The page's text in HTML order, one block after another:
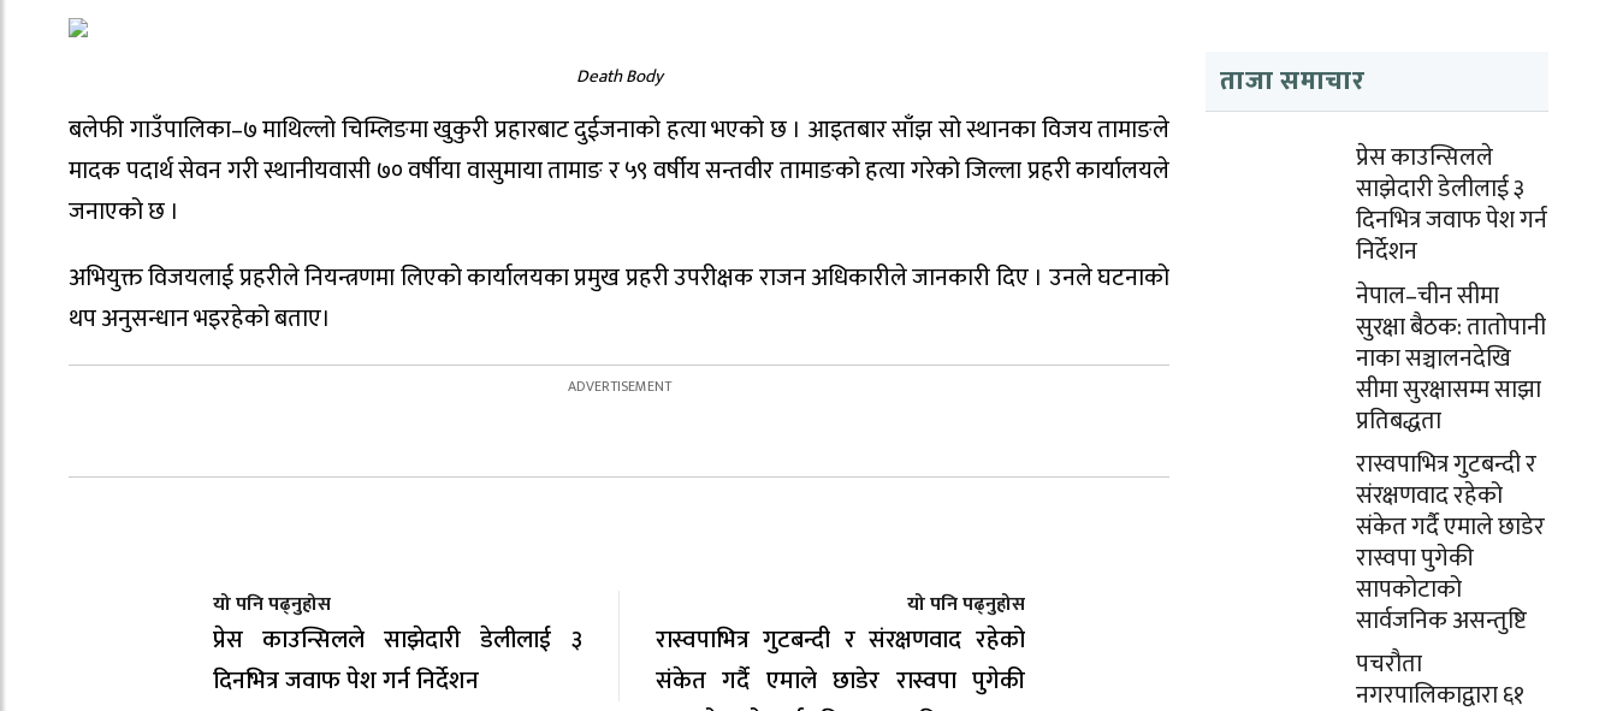
Death Body
बलेफी गाउँपालिका–७ माथिल्लो चिम्लिङमा खुकुरी प्रहारबाट दुईजनाको हत्या भएको छ । आइतबार साँझ सो स्थानका विजय तामाङले
मादक पदार्थ सेवन गरी स्थानीयवासी ७० वर्षीया वासुमाया तामाङ र ५९ वर्षीय सन्तवीर तामाङको हत्या गरेको जिल्ला प्रहरी कार्यालयले
जनाएको छ ।
अभियुक्त विजयलाई प्रहरीले नियन्त्रणमा लिएको कार्यालयका प्रमुख प्रहरी उपरीक्षक राजन अधिकारीले जानकारी दिए । उनले घटनाको
थप अनुसन्धान भइरहेको बताए।
यो पनि पढ्नुहोस
प्रेस काउन्सिलले साझेदारी डेलीलाई ३
दिनभित्र जवाफ पेश गर्न निर्देशन
यो पनि पढ्नुहोस
रास्वपाभित्र गुटबन्दी र संरक्षणवाद रहेको
संकेत गर्दै एमाले छाडेर रास्वपा पुगेकी
ताजा समाचार
प्रेस काउन्सिलले
साझेदारी डेलीलाई ३
दिनभित्र जवाफ पेश गर्न
निर्देशन
नेपाल–चीन सीमा
सुरक्षा बैठक: तातोपानी
नाका सञ्चालनदेखि
सीमा सुरक्षासम्म साझा
प्रतिबद्धता
रास्वपाभित्र गुटबन्दी र
संरक्षणवाद रहेको
संकेत गर्दै एमाले छाडेर
रास्वपा पुगेकी
सापकोटाको
सार्वजनिक असन्तुष्टि
पचरौता
नगरपालिकाद्वारा ६१